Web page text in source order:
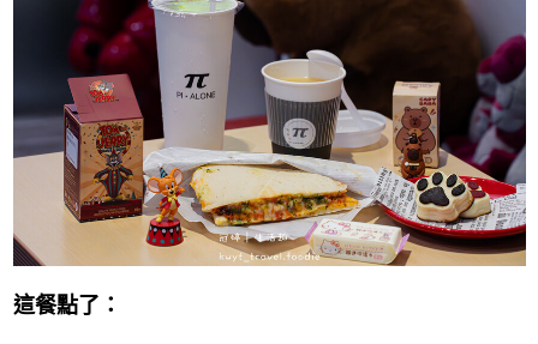
這餐點了：